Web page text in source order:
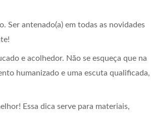
Ser antenado(a) em todas as novidades
e acolhedor. Não se esqueça que na
humanizado e uma escuta qualificada,
Essa dica serve para materiais,